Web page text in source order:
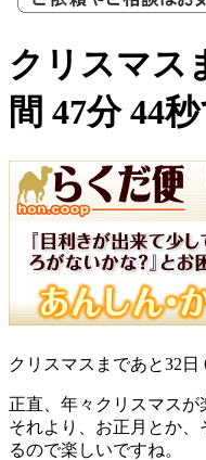
クリスマス
間 47分 44秒
クリスマスまであと32日
正直、年々クリスマスが
それより、お正月とか
るので楽しいですね。